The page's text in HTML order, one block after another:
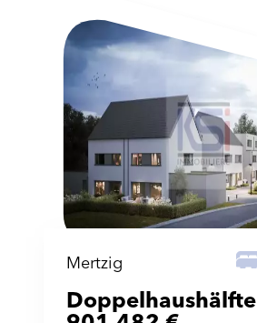
Mertzig
Doppelhaushälfte